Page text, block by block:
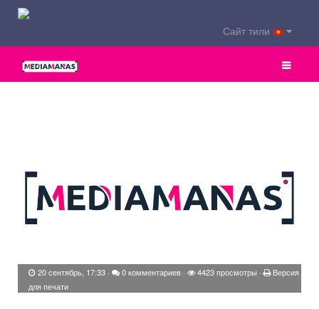
Сайт тили
20 сентябрь, 17:33 · 0 комментариев · 4423 просмотры ·
Версия
для печати